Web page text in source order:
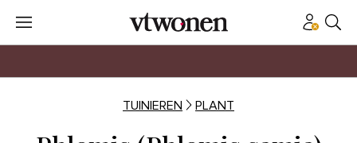
TUINIEREN PLANT